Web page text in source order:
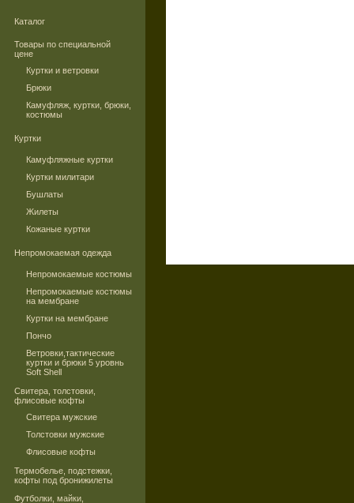
Каталог
Товары по специальной
цене
Куртки и ветровки
Брюки
Камуфляж, куртки, брюки,
костюмы
Куртки
Камуфляжные куртки
Куртки милитари
Бушлаты
Жилеты
Кожаные куртки
Непромокаемая одежда
Непромокаемые костюмы
Непромокаемые костюмы
на мембране
Куртки на мембране
Пончо
Ветровки,тактические
куртки и брюки 5 уровнь
Soft Shell
Свитера, толстовки,
флисовые кофты
Свитера мужские
Толстовки мужские
Флисовые кофты
Термобелье, подстежки,
кофты под бронижилеты
Футболки, майки,